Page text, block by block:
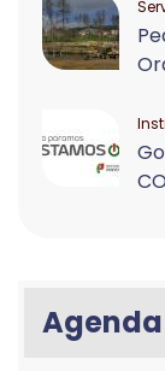
Agenda